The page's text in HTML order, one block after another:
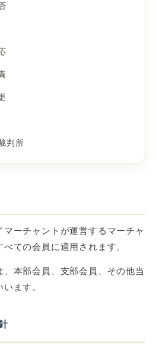
判所
ーチャントが運営するマーチャ
ての会員に適用されます。
本部会員、支部会員、その他当
ます。